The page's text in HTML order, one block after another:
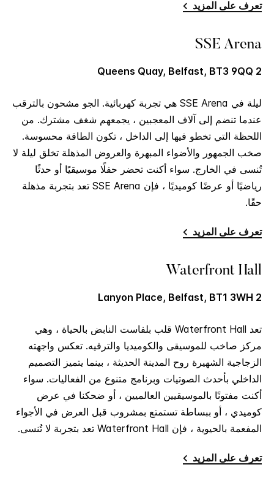
تعرف على المزيد
SSE Arena
2 Queens Quay, Belfast, BT3 9QQ
ليلة في SSE Arena هي تجربة كهربائية. الجو مشحون بالترقب
عندما تنضم إلى آلاف المعجبين ، يجمعهم شغف مشترك. من
اللحظة التي تخطو فيها إلى الداخل ، تكون الطاقة محسوسة.
صخب الجمهور والأضواء المبهرة والعروض المذهلة تخلق ليلة لا
تُنسى في الخارج. سواء أكنت تحضر حفلًا موسيقيًا أو حدثًا
رياضيًا أو عرضًا كوميديًا ، فإن SSE Arena تعد بتجربة مذهلة
حقًا.
تعرف على المزيد
Waterfront Hall
2 Lanyon Place, Belfast, BT1 3WH
تعد Waterfront Hall قلب بلفاست النابض بالحياة ، وهي
مركز صاخب للموسيقى والكوميديا والترفيه. تعكس واجهته
الزجاجية الشهيرة روح المدينة الحديثة ، بينما يتميز التصميم
الداخلي بأحدث الصوتيات وبرنامج متنوع من الفعاليات. سواء
أكنت مفتونًا بالموسيقيين العالميين ، أو ضحكنا في عرض
كوميدي ، أو ببساطة تستمتع بمشروب قبل العرض في الأجواء
المفعمة بالحيوية ، فإن Waterfront Hall تعد بتجربة لا تُنسى.
تعرف على المزيد